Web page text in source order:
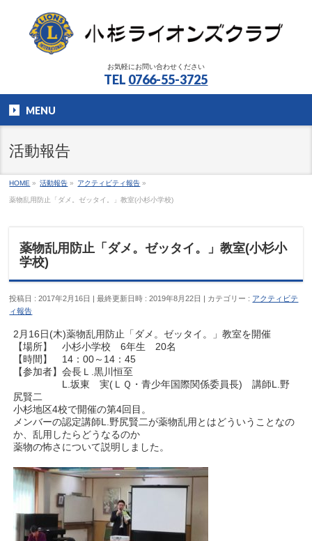
お気軽にお問い合わせください
TEL 0766-55-3725
MENU
活動報告
HOME » 活動報告 » アクティビティ報告 »
薬物乱用防止「ダメ。ゼッタイ。」教室(小杉小学校)
薬物乱用防止「ダメ。ゼッタイ。」教室(小杉小
学校)
投稿日 : 2017年2月16日 最終更新日時 : 2019年8月22日 カテゴリー : アクティビテ
ィ報告
2月16日(木)薬物乱用防止「ダメ。ゼッタイ。」教室を開催
【場所】 小杉小学校 6年生 20名
【時間】 14：00～14：45
【参加者】会長Ｌ.黒川恒至
L.坂東 実(ＬＱ・青少年国際関係委員長) 講師L.野
尻賢二
小杉地区4校で開催の第4回目。
メンバーの認定講師L.野尻賢二が薬物乱用とはどういうことなの
か、乱用したらどうなるのか
薬物の怖さについて説明しました。